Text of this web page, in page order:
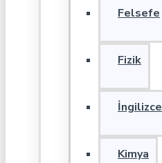
Felsefe
Fizik
İngilizce
Kimya